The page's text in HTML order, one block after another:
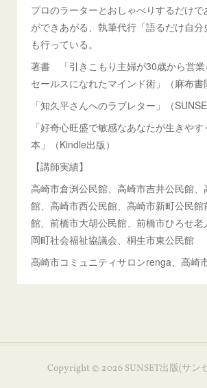
プロのラーターとおしゃべりするだけで
ができあがる、執筆代行「語るだけ自分
も行っている。
著書 「引きこもり主婦が30歳から営業
セールスになれたマインド術」（麻布書
「知久平さんへのラブレター」（
「好奇心旺盛で敏感なあなたが生きや
本」（Kindle出版）
【講師実績】
高崎市倉渕公民館、高崎市吉井公民館、
館、高崎市西公民館、高崎市新町公民館
館、前橋市大胡公民館、前橋市ひろせ
岡町社会福祉協議会、桐生市東公民館
高崎市コミュニティサロンrenga、高崎
Copyright © 2026 SUNSET出版(サン